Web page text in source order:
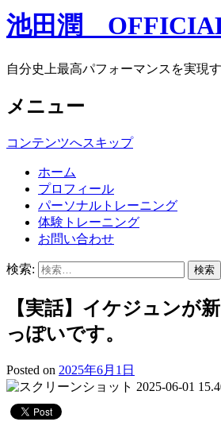
池田潤
自分史上最高パフォーマンスを実現
メニュー
コンテンツへスキップ
ホーム
プロフィール
パーソナルトレーニング
体験トレーニング
お問い合わせ
検索:
【実話】イケジュンが
っぽいです。
Posted on 2025年6月1日